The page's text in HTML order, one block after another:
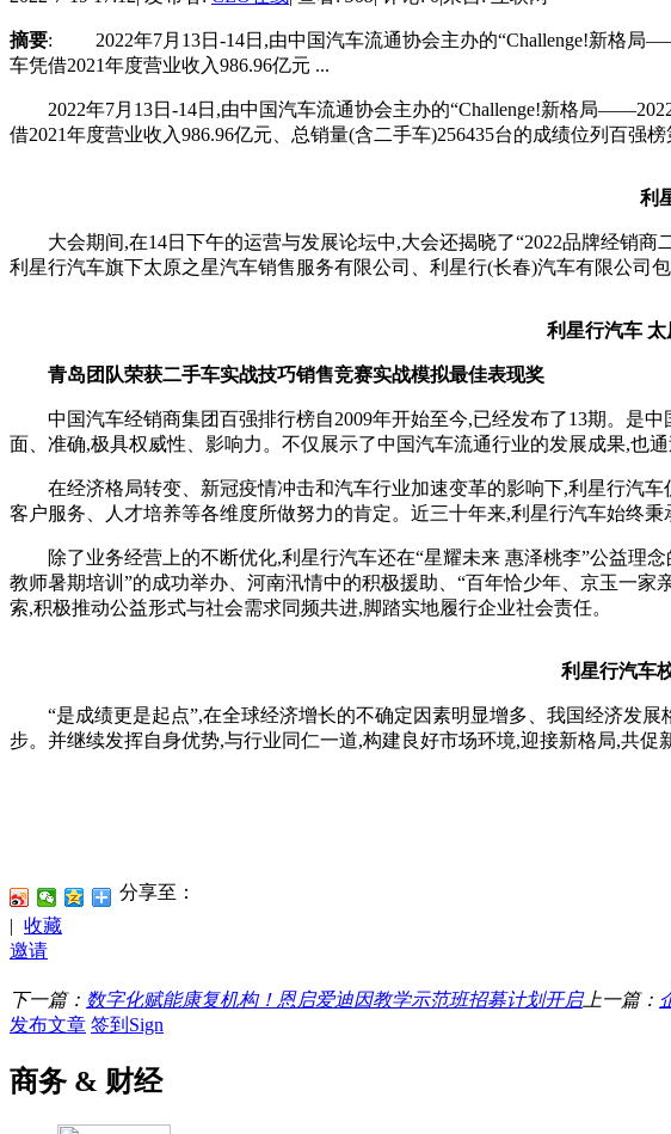
摘要: 2022年7月13日-14日,由中国汽车流通协会主办的“Challenge!新格局
车凭借2021年度营业收入986.96亿元 ...
2022年7月13日-14日,由中国汽车流通协会主办的“Challenge!新格局
借2021年度营业收入986.96亿元、总销量(含二手车)256435台的成绩位列百强榜
利
大会期间,在14日下午的运营与发展论坛中,大会还揭晓了“2022品牌经销商
利星行汽车旗下太原之星汽车销售服务有限公司、利星行(长春)汽车有限公司
利星行汽车 太
青岛团队荣获二手车实战技巧销售竞赛实战模拟最佳表现奖
中国汽车经销商集团百强排行榜自2009年开始至今,已经发布了13期。是中
面、准确,极具权威性、影响力。不仅展示了中国汽车流通行业的发展成果,也
在经济格局转变、新冠疫情冲击和汽车行业加速变革的影响下,利星行汽车
客户服务、人才培养等各维度所做努力的肯定。近三十年来,利星行汽车始终
除了业务经营上的不断优化,利星行汽车还在“星耀未来 惠泽桃李”公益理
教师暑期培训”的成功举办、河南汛情中的积极援助、“百年恰少年、京玉一
索,积极推动公益形式与社会需求同频共进,脚踏实地履行企业社会责任。
利星行汽车
“是成绩更是起点”,在全球经济增长的不确定因素明显增多、我国经济发展
步。并继续发挥自身优势,与行业同仁一道,构建良好市场环境,迎接新格局,共促
分享至：
| 收藏
邀请
下一篇： 数字化赋能康复机构！恩启爱迪因教学示范班招募计划开启上一篇：
发布文章 签到Sign
商务 & 财经